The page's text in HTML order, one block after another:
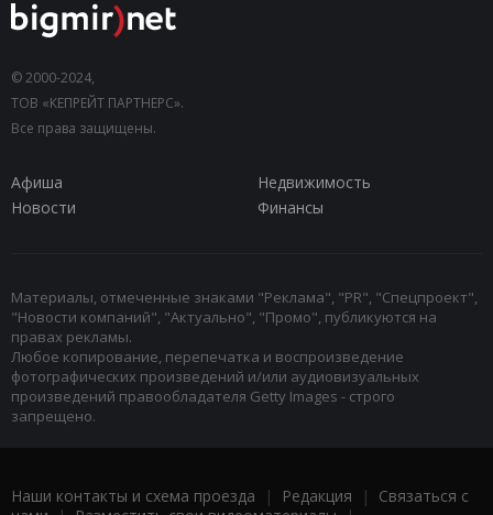
© 2000-2024,
ТОВ «КЕПРЕЙТ ПАРТНЕРС».
Все права защищены.
Афиша
Недвижимость
Новости
Финансы
Материалы, отмеченные знаками "Реклама", "PR", "Спецпроект",
"Новости компаний", "Актуально", "Промо", публикуются на
правах рекламы.
Любое копирование, перепечатка и воспроизведение
фотографических произведений и/или аудиовизуальных
произведений правообладателя Getty Images - строго
запрещено.
Наши контакты и схема проезда | Редакция | Связаться с